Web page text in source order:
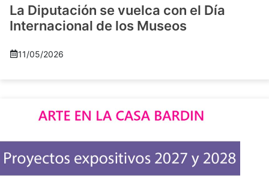
La Diputación se vuelca con el Día
Internacional de los Museos
11/05/2026